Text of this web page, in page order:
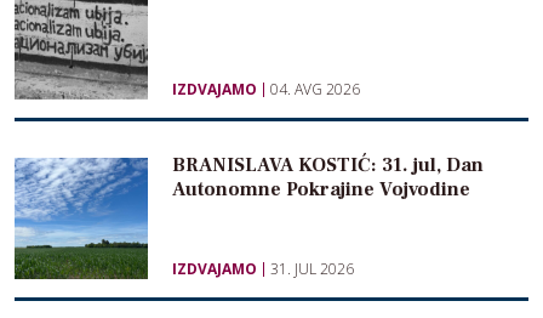
IZDVAJAMO 04. AVG 2026
BRANISLAVA KOSTIĆ: 31. jul, Dan
Autonomne Pokrajine Vojvodine
IZDVAJAMO 31. JUL 2026